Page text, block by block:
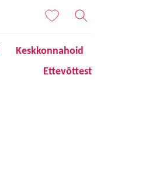
Keskkonnahoid
Ettevõttest